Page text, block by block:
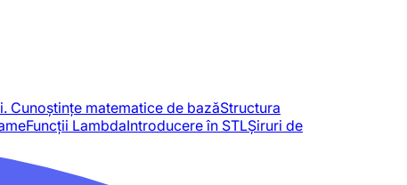
Cunoștințe matematice de bazăStructura
Funcții LambdaIntroducere în STLȘiruri de